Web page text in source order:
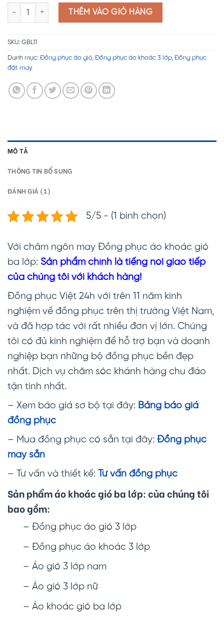
Đồng phục áo gió 3 lớp GBL11 số lượng
THÊM VÀO GIỎ HÀNG
SKU: GBL11
Danh mục: Đồng phục áo gió, Đồng phục áo khoác 3 lớp, Đồng phục
đặt may
MÔ TẢ
THÔNG TIN BỔ SUNG
ĐÁNH GIÁ (1)
5/5 - (1 bình chọn)
Với châm ngôn may Đồng phục áo khoác gió
ba lớp: Sản phẩm chính là tiếng nói giao tiếp
của chúng tôi với khách hàng!
Đồng phục Việt 24h với trên 11 năm kinh
nghiệm về đồng phục trên thị trường Việt Nam,
và đã hợp tác với rất nhiều đơn vị lớn. Chúng
tôi có đủ kinh nghiệm để hỗ trợ bạn và doanh
nghiệp bạn những bộ đồng phục bền đẹp
nhất. Dịch vụ chăm sóc khánh hàng chu đáo
tận tình nhất.
– Xem báo giá sơ bộ tại đây: Bảng báo giá
đồng phục
– Mua đồng phục có sẵn tại đây: Đồng phục
may sẵn
– Tư vấn và thiết kế: Tư vấn đồng phục
Sản phẩm áo khoác gió ba lớp: của chúng tôi
bao gồm:
– Đồng phục áo gió 3 lớp
– Đồng phục áo khoác 3 lớp
– Áo gió 3 lớp nam
– Áo gió 3 lớp nữ
– Áo khoác gió ba lớp